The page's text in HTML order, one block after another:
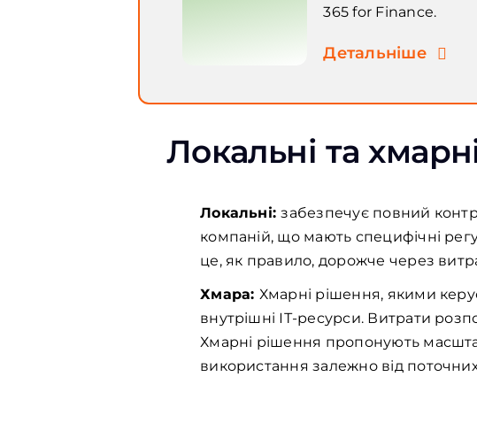
365 for Finance.
Детальніше
Локальні та
Локальні:забезпечує повний
компаній, що мають специфічні
це, як правило, дорожче через
Хмара: Хмарні рішення, якими
внутрішні ІТ-ресурси. Витрати
Хмарні рішення пропонують
використання залежно від